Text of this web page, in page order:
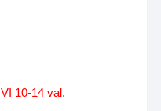
10-14 val.